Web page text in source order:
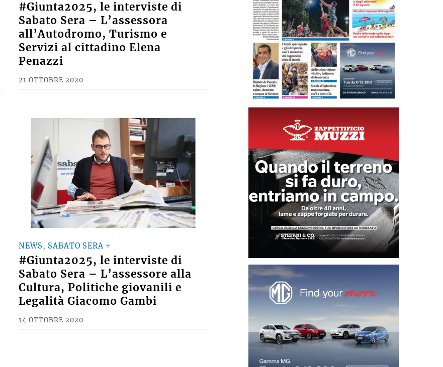
#Giunta2025, le interviste di
Sabato Sera – L’assessora
all’Autodromo, Turismo e
Servizi al cittadino Elena
Penazzi
21 OTTOBRE 2020
NEWS, SABATO SERA +
#Giunta2025, le interviste di
Sabato Sera – L’assessore alla
Cultura, Politiche giovanili e
Legalità Giacomo Gambi
14 OTTOBRE 2020